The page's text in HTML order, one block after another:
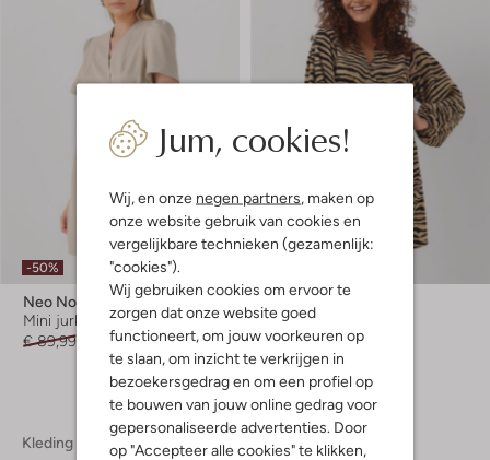
Jum, cookies!
Wij, en onze negen partners, maken op
onze website gebruik van cookies en
vergelijkbare technieken (gezamenlijk:
"cookies").
Wij gebruiken cookies om ervoor te
zorgen dat onze website goed
functioneert, om jouw voorkeuren op
te slaan, om inzicht te verkrijgen in
bezoekersgedrag en om een profiel op
te bouwen van jouw online gedrag voor
gepersonaliseerde advertenties. Door
op "Accepteer alle cookies" te klikken,
-50%
Neo Noir
Mini jurk
€ 89,99
€ 44,99
Neo Noir
Mini jurk
€ 89,95 € 44,99
Kleding Jurken